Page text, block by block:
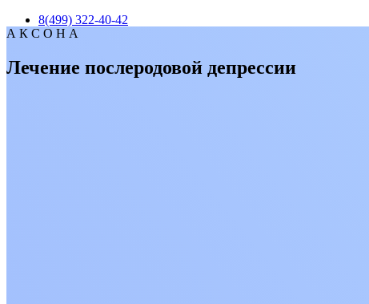
8(499) 322-40-42
А К С О Н А
Лечение послеродовой депрессии